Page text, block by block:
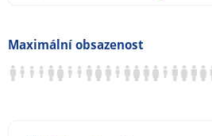
Maximální obsazenost